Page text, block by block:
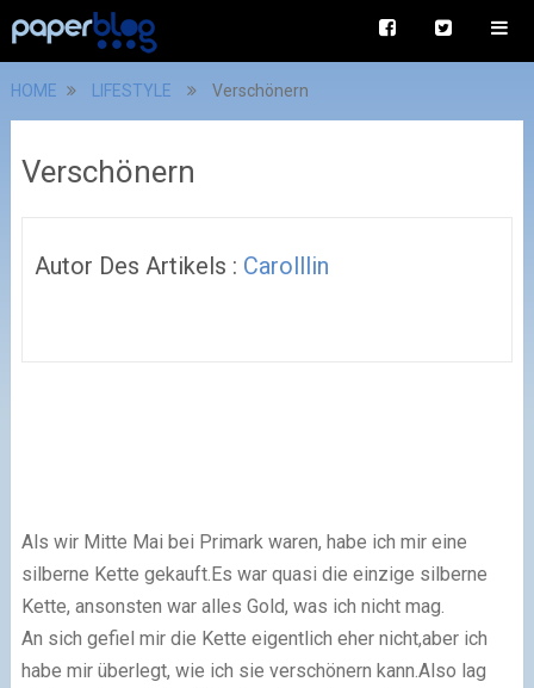
HOME LIFESTYLE Verschönern
Verschönern
Autor Des Artikels : Carolllin
Als wir Mitte Mai bei Primark waren, habe ich mir eine
silberne Kette gekauft.Es war quasi die einzige silberne
Kette, ansonsten war alles Gold, was ich nicht mag.
An sich gefiel mir die Kette eigentlich eher nicht,aber ich
habe mir überlegt, wie ich sie verschönern kann.Also lag